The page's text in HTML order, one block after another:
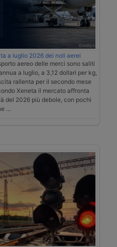
dell’aeroporto
a luglio 2026 dei noli aerei
aereo delle merci sono saliti
a luglio, a 3,12 dollari per kg,
rallenta per il secondo mese
Xeneta il mercato affronta
del 2026 più debole, con pochi
…